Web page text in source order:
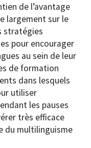
de l’avantage
largement sur le
stratégies
pour encourager
au sein de leur
de formation
dans lesquels
utiliser
les pauses
très efficace
du multilinguisme